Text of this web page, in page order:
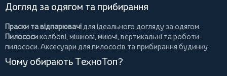
Догляд за одягом та прибирання
Праски та відпарювачідля ідеального догляду за одягом.
Пилососиколбові,мішкові,миючі,вертикальні тароботи-
пилососи. Аксесуари для пилососів та прибирання будинку.
Чому обирають ТехноТоп?